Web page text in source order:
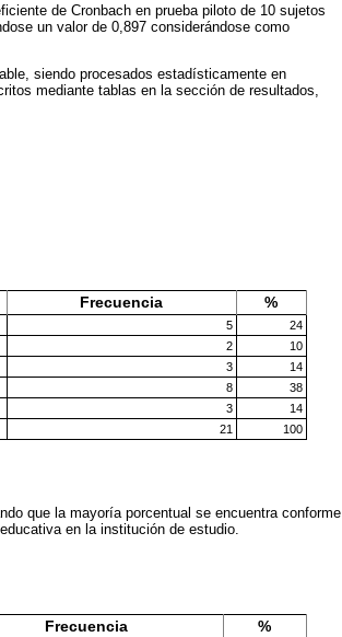
de Cronbach en prueba piloto de 10 sujetos
un valor de 0,897 considerándose como
siendo procesados estadísticamente en
mediante tablas en la sección de resultados,
Frecuencia %
5
24
2
10
3
14
8
38
3
14
21 100
que la mayoría porcentual se encuentra conforme
en la institución de estudio.
Frecuencia %